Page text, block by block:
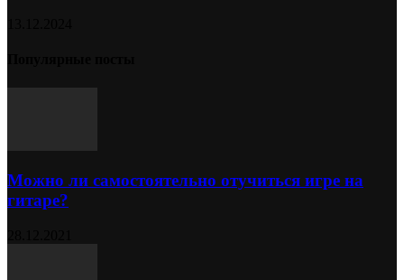
Можно ли самостоятельно отучиться игре на
гитаре?